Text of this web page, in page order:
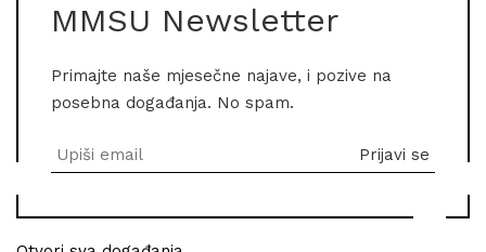
MMSU Newsletter
Primajte naše mjesečne najave, i pozive na
posebna događanja. No spam.